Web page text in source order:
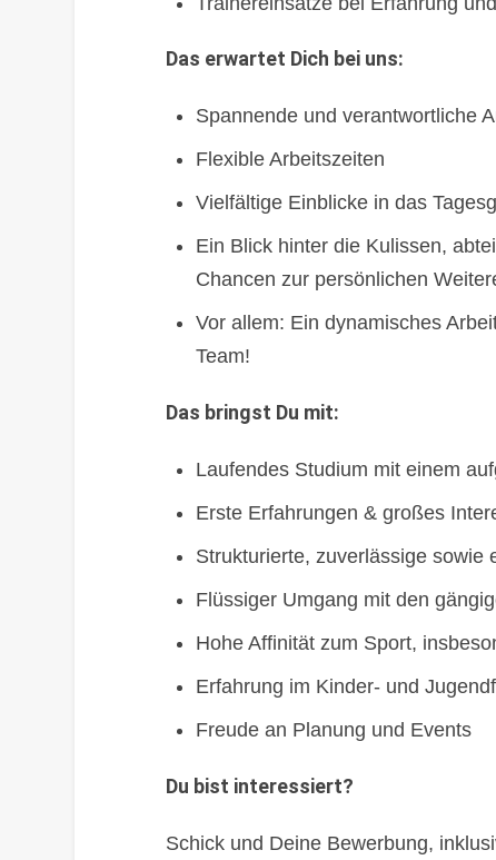
Das erwartet Dich bei uns:
Spannende und verantwortliche
Flexible Arbeitszeiten
Vielfältige Einblicke in das
Ein Blick hinter die Kulissen,
Chancen zur persönlichen
Vor allem: Ein dynamisches
Team!
Das bringst Du mit:
Laufendes Studium mit einem
Erste Erfahrungen & großes
Strukturierte, zuverlässige sowie
Flüssiger Umgang mit den
Hohe Affinität zum Sport,
Erfahrung im Kinder- und
Freude an Planung und Events
Du bist interessiert?
Schick und Deine Bewerbung,